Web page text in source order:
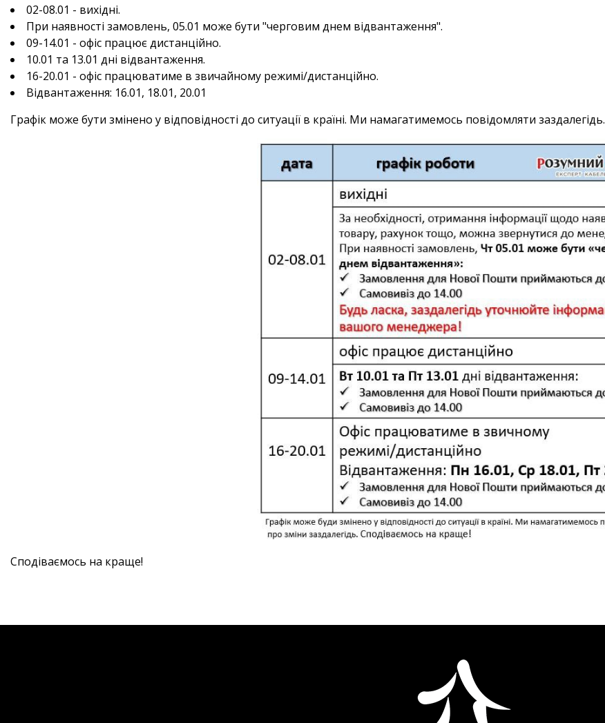
02-08.01 - вихідні.
При наявності замовлень, 05.01 може бути "черговим днем відвантаження".
09-14.01 - офіс працює дистанційно.
10.01 та 13.01 дні відвантаження.
16-20.01 - офіс працюватиме в звичайному режимі/дистанційно.
Відвантаження: 16.01, 18.01, 20.01
Графік може бути змінено у відповідності до ситуації в країні. Ми намагатимемось повідомляти заздалегідь.
Сподіваємось на краще!